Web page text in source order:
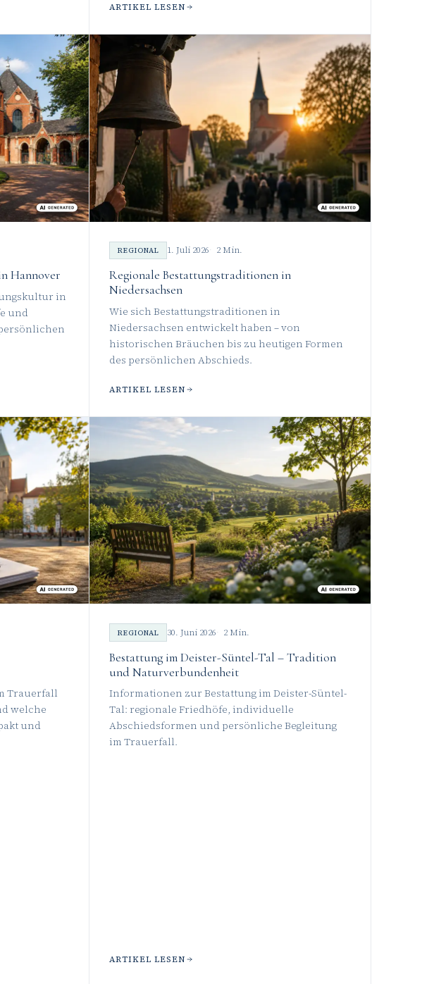
ARTIKEL LESEN
Hannover
in
und
REGIONAL 1. Juli 2026 2 Min.
Regionale Bestattungstraditionen in
Niedersachsen
Wie sich Bestattungstraditionen in
Niedersachsen entwickelt haben – von
historischen Bräuchen bis zu heutigen Formen
des persönlichen Abschieds.
ARTIKEL LESEN
Trauerfall
welche
und
REGIONAL 30. Juni 2026 2 Min.
Bestattung im Deister-Süntel-Tal – Tradition
und Naturverbundenheit
Informationen zur Bestattung im Deister-Süntel-
Tal: regionale Friedhöfe, individuelle
Abschiedsformen und persönliche Begleitung
im Trauerfall.
ARTIKEL LESEN